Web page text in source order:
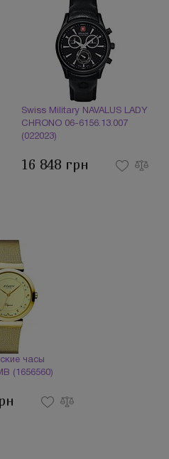
Swiss Military NAVALUS LADY
CHRONO 06-6156.13.007
(022023)
16 848 грн
часы
(1656560)